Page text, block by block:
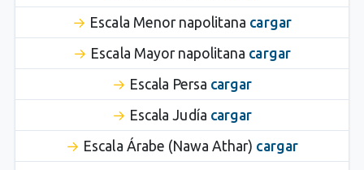
Escala Menor napolitana cargar
Escala Mayor napolitana cargar
Escala Persa cargar
Escala Judía cargar
Escala Árabe (Nawa Athar) cargar